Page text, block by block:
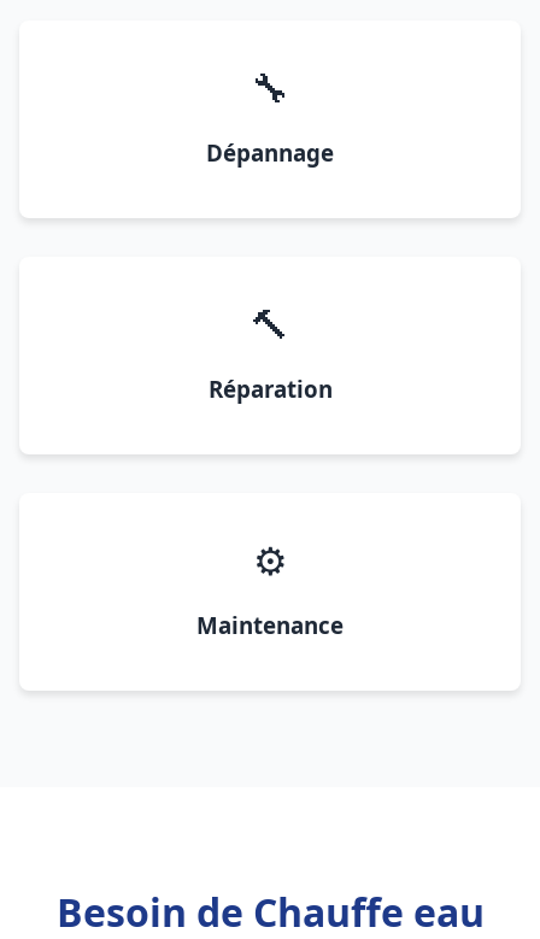
🔧
Dépannage
🔨
Réparation
⚙️
Maintenance
Besoin de Chauffe eau